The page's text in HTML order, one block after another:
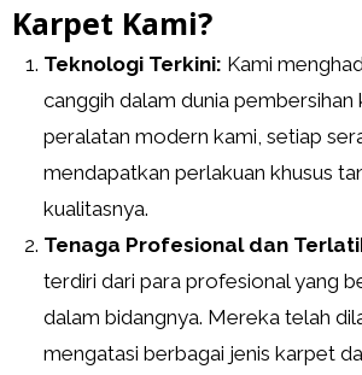
Karpet Kami?
Teknologi Terkini: Kami
canggih dalam dunia pembersihan
peralatan modern kami, setiap
mendapatkan perlakuan khusus
kualitasnya.
Tenaga Profesional dan
terdiri dari para profesional yang
dalam bidangnya. Mereka telah
mengatasi berbagai jenis karpet